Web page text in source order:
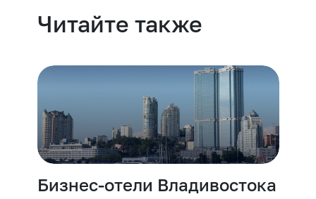
Читайте также
Бизнес-отели Владивостока